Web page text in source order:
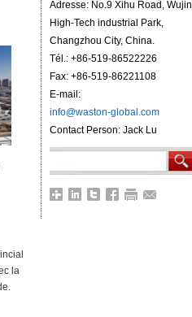
la
Adresse: No.9 Xihu Road, Wujin
High-Tech industrial Park,
Changzhou City, China.
Tél.: +86-519-86522226
Fax: +86-519-86221108
E-mail:
info@waston-global.com
Contact Person: Jack Lu